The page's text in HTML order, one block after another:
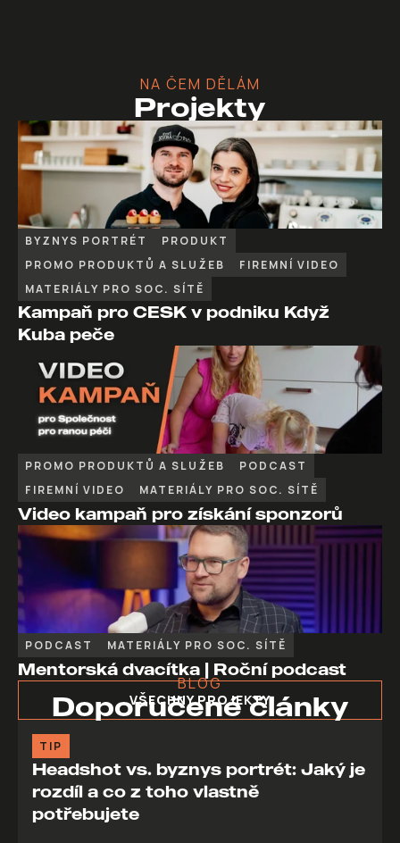
NA ČEM DĚLÁM
Projekty
BYZNYS PORTRÉT
PRODUKT
PROMO PRODUKTŮ A SLUŽEB
FIREMNÍ VIDEO
MATERIÁLY PRO SOC. SÍTĚ
Kampaň pro CESK v podniku Když
Kuba peče
PROMO PRODUKTŮ A SLUŽEB
PODCAST
FIREMNÍ VIDEO
MATERIÁLY PRO SOC. SÍTĚ
Video kampaň pro získání sponzorů
PODCAST MATERIÁLY PRO SOC. SÍTĚ
Mentorská dvacítka | Roční podcast
VŠECHNY PROJEKTY
BLOG
Doporučené články
TIP
Headshot vs. byznys portrét: Jaký je
rozdíl a co z toho vlastně
potřebujete